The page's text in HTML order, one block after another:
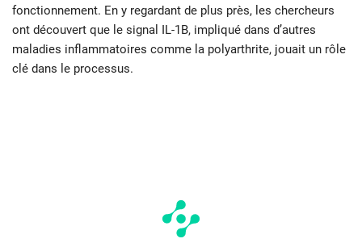
fonctionnement. En y regardant de plus près, les chercheurs
ont découvert que le signal IL-1B, impliqué dans d’autres
maladies inflammatoires comme la polyarthrite, jouait un rôle
clé dans le processus.